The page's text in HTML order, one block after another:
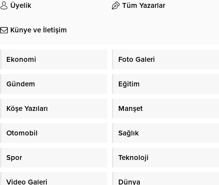
Üyelik Tüm Yazarlar
Künye ve İletişim
Ekonomi Foto Galeri
Gündem Eğitim
Köşe Yazıları Manşet
Otomobil Sağlık
Spor Teknoloji
Video Galeri Dünya